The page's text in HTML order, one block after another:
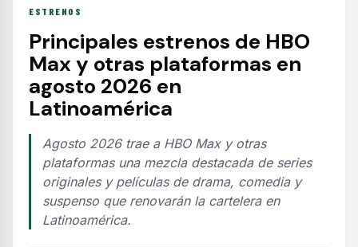
ESTRENOS
Principales estrenos de HBO
Max y otras plataformas en
agosto 2026 en
Latinoamérica
Agosto 2026 trae a HBO Max y otras
plataformas una mezcla destacada de series
originales y películas de drama, comedia y
suspenso que renovarán la cartelera en
Latinoamérica.